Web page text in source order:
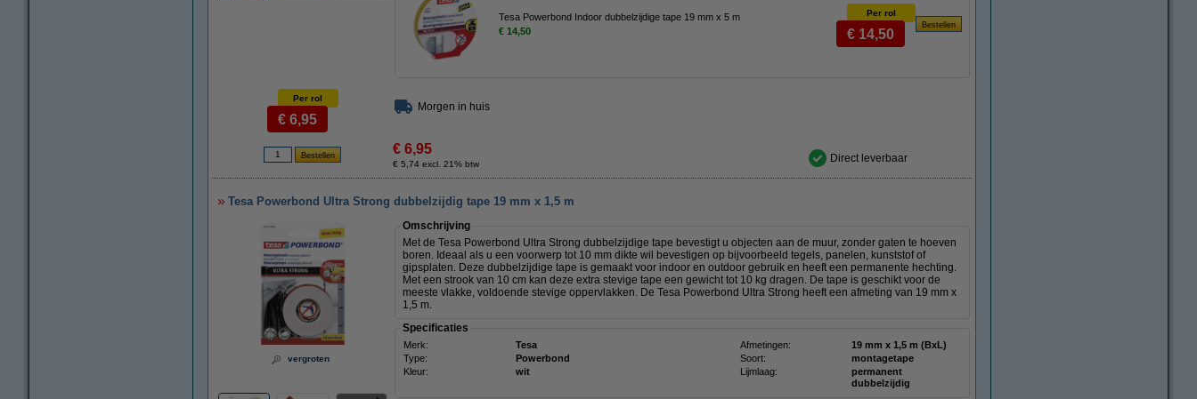
Tesa Powerbond Indoor dubbelzijdige tape 19 mm x 5 m
€ 14,50
Per rol
€ 14,50
Per rol
€ 6,95
Morgen in huis
€ 6,95
€ 5,74 excl. 21% btw Direct leverbaar
Tesa Powerbond Ultra Strong dubbelzijdig tape 19 mm x 1,5 m
vergroten
Omschrijving
Met de Tesa Powerbond Ultra Strong dubbelzijdige tape bevestigt u objecten aan de muur, zonder gaten te hoeven
boren. Ideaal als u een voorwerp tot 10 mm dikte wil bevestigen op bijvoorbeeld tegels, panelen, kunststof of
gipsplaten. Deze dubbelzijdige tape is gemaakt voor indoor en outdoor gebruik en heeft een permanente hechting.
Met een strook van 10 cm kan deze extra stevige tape een gewicht tot 10 kg dragen. De tape is geschikt voor de
meeste vlakke, voldoende stevige oppervlakken. De Tesa Powerbond Ultra Strong heeft een afmeting van 19 mm x
1,5 m.
Specificaties
Merk: Tesa Afmetingen:
19 mm x 1,5 m (BxL)
Type:
Powerbond Soort:
montagetape
Kleur:
wit Lijmlaag:
permanent
dubbelzijdig